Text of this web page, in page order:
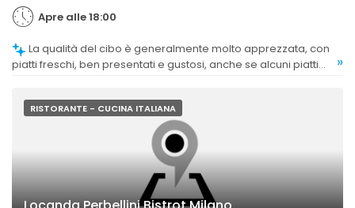
Apre alle 18:00
piatti freschi, ben presentati e gustosi, anche se alcuni piatti
»
RISTORANTE - CUCINA ITALIANA